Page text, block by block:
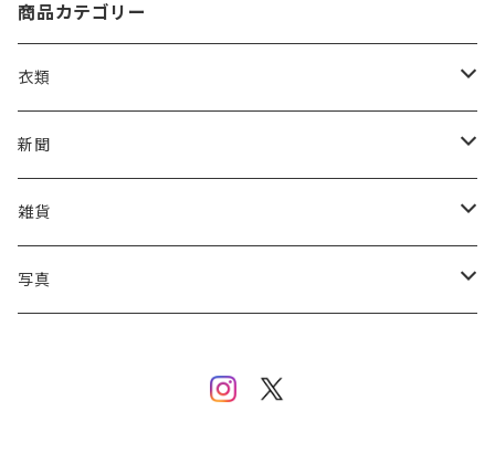
商品カテゴリー
衣類
Tシャツ
やけくそTシャツ
後楽園ホール60th 還暦祭 記念Tシャツ
内藤哲也RestauRante Tシャツ
パーカー
やけくそUMA カッパパイセン BIGパーカー
新聞
特別号
POG
雑貨
タオル
写真